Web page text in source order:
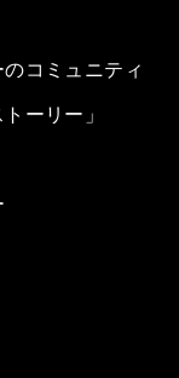
コミュニティ
ーリー」